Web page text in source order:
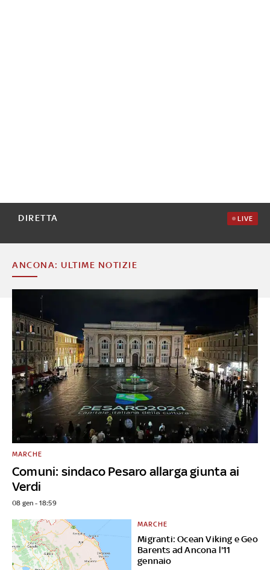
DIRETTA LIVE
ANCONA: ULTIME NOTIZIE
Comuni: sindaco Pesaro allarga giunta ai
Verdi
MARCHE
08 gen - 18:59
Migranti: Ocean Viking e Geo
Barents ad Ancona l'11
gennaio
MARCHE